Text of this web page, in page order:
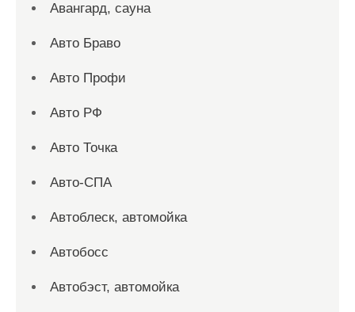
Авангард, сауна
Авто Браво
Авто Профи
Авто РФ
Авто Точка
Авто-СПА
Автоблеск, автомойка
Автобосс
Автобэст, автомойка